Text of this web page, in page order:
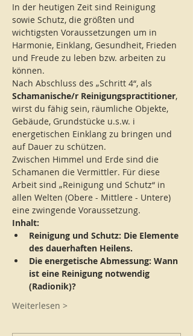
In der heutigen Zeit sind Reinigung
sowie Schutz, die größten und
wichtigsten Voraussetzungen um in
Harmonie, Einklang, Gesundheit, Frieden
und Freude zu leben bzw. arbeiten zu
können.
Nach Abschluss des „Schritt 4“, als
Schamanische/r Reinigungspractitioner,
wirst du fähig sein, räumliche Objekte,
Gebäude, Grundstücke u.s.w. i
energetischen Einklang zu bringen und
auf Dauer zu schützen.
Zwischen Himmel und Erde sind die
Schamanen die Vermittler. Für diese
Arbeit sind „Reinigung und Schutz“ in
allen Welten (Obere - Mittlere - Untere)
eine zwingende Voraussetzung.
Inhalt:
Reinigung und Schutz: Die Elemente
des dauerhaften Heilens.
Die energetische Abmessung: Wann
ist eine Reinigung notwendig
(Radionik)?
Weiterlesen >